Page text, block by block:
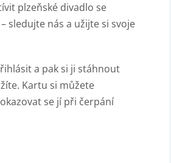
plzeňské divadlo se
sledujte nás a užijte si svoje
a pak si ji stáhnout
Kartu si můžete
se jí při čerpání